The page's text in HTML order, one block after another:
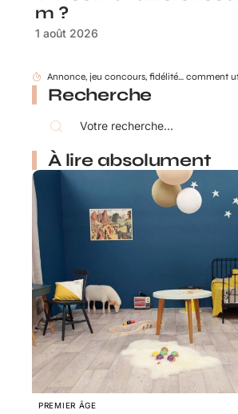
m ?
1 août 2026
Recherche
À lire absolument
PREMIER ÂGE